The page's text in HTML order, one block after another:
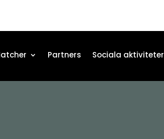
Partners Sociala aktiviteter